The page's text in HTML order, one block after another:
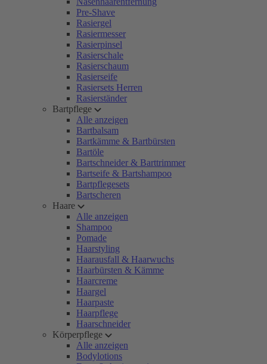
Pre-Shave
Rasiergel
Rasiermesser
Rasierpinsel
Rasierschale
Rasierschaum
Rasierseife
Rasiersets Herren
Rasierständer
Bartpflege
Alle anzeigen
Bartbalsam
Bartkämme & Bartbürsten
Bartöle
Bartschneider & Barttrimmer
Bartseife & Bartshampoo
Bartpflegesets
Bartscheren
Haare
Alle anzeigen
Shampoo
Pomade
Haarstyling
Haarausfall & Haarwuchs
Haarbürsten & Kämme
Haarcreme
Haargel
Haarpaste
Haarpflege
Haarschneider
Körperpflege
Alle anzeigen
Bodylotions